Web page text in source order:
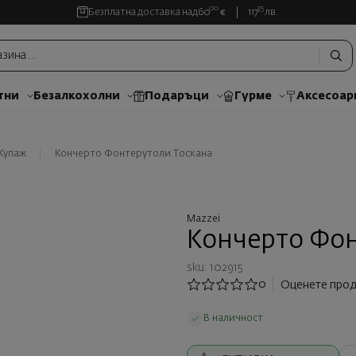
Безплатна доставка над6000 € 11735 лв.
Безалкохолни Подаръци Гурме
Купаж Кончерто Фонтерутоли Тоскана
Mazzei
Кончерто
sku: 102915
0
Оценете
В наличност